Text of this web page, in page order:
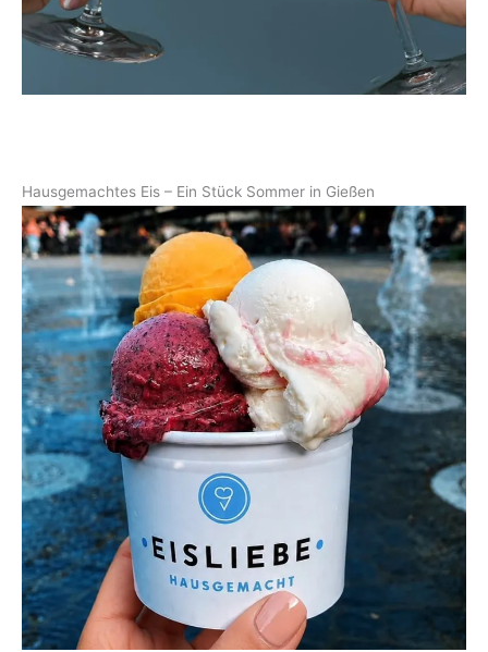
Hausgemachtes Eis – Ein Stück Sommer in Gießen